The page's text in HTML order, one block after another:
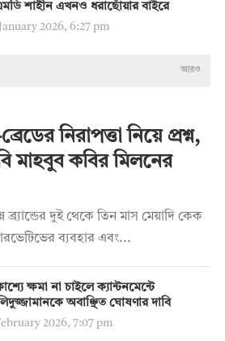
শাহীন এখনও ধরাছোঁয়ার বাইরে
2026, 6:27 pm
আরও
নিরাপত্তা নিয়ে প্রশ্ন,
মাহবুব কবির মিলনের
ব্র্যান্ডের দুই থেকে তিন মাস মেয়াদি কেক
ব্যবহার এবং...
ক্ষমা না চাইলে ক্যান্টনমেন্টে
অবাঞ্ছিত ঘোষণার দাবি
2026, 7:07 pm